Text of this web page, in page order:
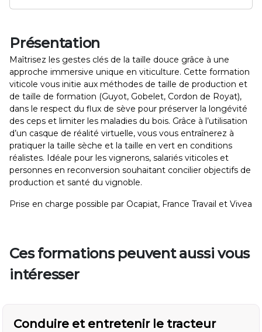
Présentation
Maîtrisez les gestes clés de la taille douce grâce à une
approche immersive unique en viticulture. Cette formation
viticole vous initie aux méthodes de taille de production et
de taille de formation (Guyot, Gobelet, Cordon de Royat),
dans le respect du flux de sève pour préserver la longévité
des ceps et limiter les maladies du bois. Grâce à l’utilisation
d’un casque de réalité virtuelle, vous vous entraînerez à
pratiquer la taille sèche et la taille en vert en conditions
réalistes. Idéale pour les vignerons, salariés viticoles et
personnes en reconversion souhaitant concilier objectifs de
production et santé du vignoble.
Prise en charge possible par Ocapiat, France Travail et Vivea
Ces formations peuvent aussi vous
intéresser
Conduire et entretenir le tracteur